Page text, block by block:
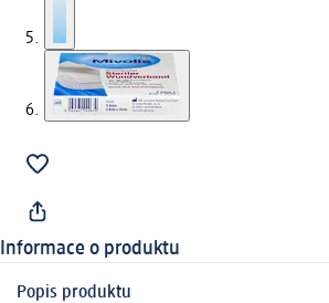
Informace o produktu
Popis produktu